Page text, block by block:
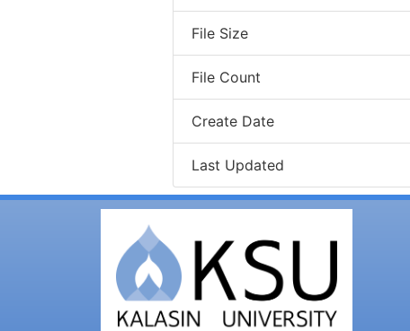
File Size
File Count
Create Date
Last Updated